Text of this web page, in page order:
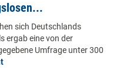
sich Deutschlands
ergab eine von der
Umfrage unter 300